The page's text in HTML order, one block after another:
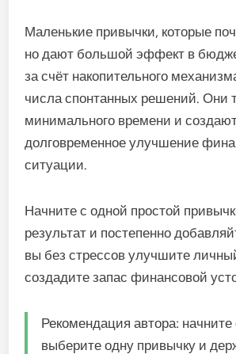
Маленькие привычки, которые
но дают большой эффект в
за счёт накопительного
числа спонтанных решений. Они
минимального времени и
долговременное улучшение
ситуации.
Начните с одной простой
результат и постепенно
вы без стрессов улучшите
создадите запас финансовой
Рекомендация автора:
выберите одну привычку и